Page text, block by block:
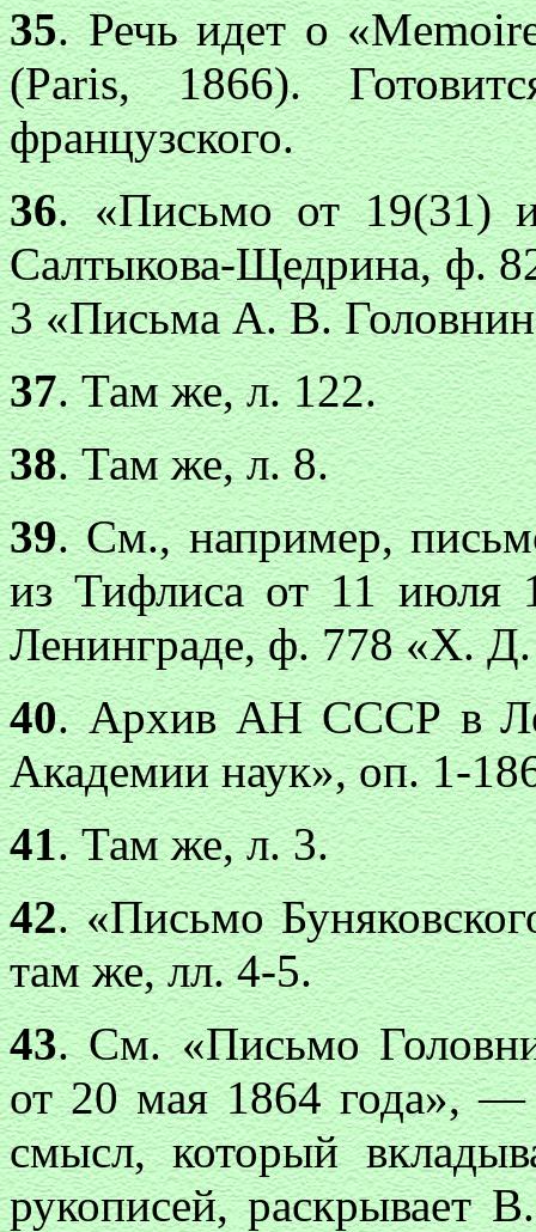
35. Речь идет о
(Paris, 1866).
французского.
36. «Письмо от 19(31)
Салтыкова-Щедрина, ф.
3 «Письма А. В.
37. Там же, л. 122.
38. Там же, л. 8.
39. См., например,
из Тифлиса от 11
Ленинграде, ф. 778 «X.
40. Архив АН СССР в
Академии наук», оп. 1-
41. Там же, л. 3.
42. «Письмо
там же, лл. 4-5.
43. См. «Письмо
от 20 мая 1864 года»,
смысл, который
рукописей, раскрывает